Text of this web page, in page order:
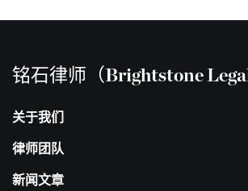
铭石律师（Brightstone Legal
关于我们
律师团队
新闻文章